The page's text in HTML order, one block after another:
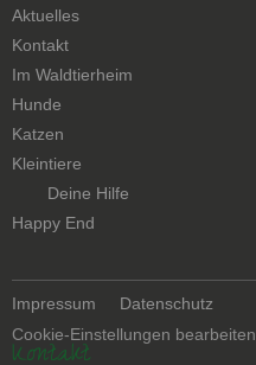
Aktuelles
Kontakt
Navigation
überspringen
Im Waldtierheim
Hunde
Katzen
Kleintiere
Navigation
überspringen
Deine Hilfe
Happy End
Navigation
überspringen
Impressum
Datenschutz
Cookie-Einstellungen bearbeiten